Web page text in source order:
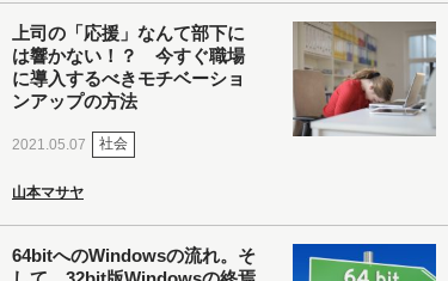
上司の「応援」なんて部下に
は響かない！？ 今すぐ職場
に導入するべきモチベーショ
ンアップの方法
2021.05.07 社会
山本マサヤ
64bitへのWindowsの流れ。そ